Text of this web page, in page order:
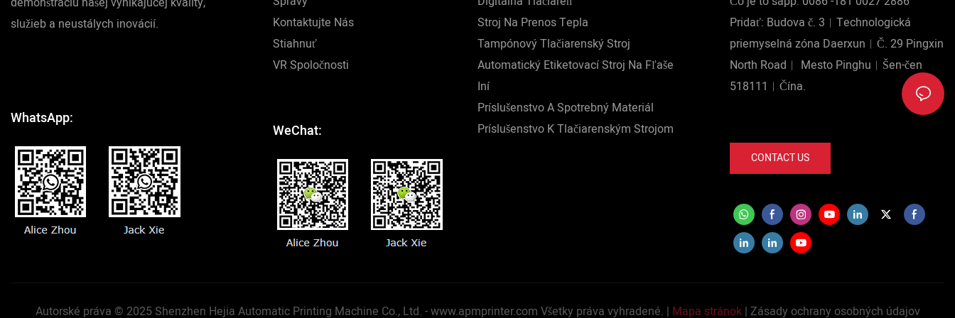
služieb a neustálych inovácií.
WhatsApp:
Kontaktujte Nás
Stiahnuť
VR Spoločnosti
WeChat:
Stroj Na Prenos Tepla
Tampónový Tlačiarenský Stroj
Automatický Etiketovací Stroj Na Fľaše
Iní
Príslušenstvo A Spotrebný Materiál
Príslušenstvo K Tlačiarenským Strojom
Pridať: Budova č. 3︱Technologická
priemyselná zóna Daerxun︱Č. 29 Pingxin
North Road︱ Mesto Pinghu︱Šen-čen
518111︱Čína.
CONTACT US
Autorské práva © 2025 Shenzhen Hejia Automatic Printing Machine Co., Ltd. -www.apmprinter.com Všetky práva vyhradené. | Mapa stránok| Zásady ochrany osobných údajov